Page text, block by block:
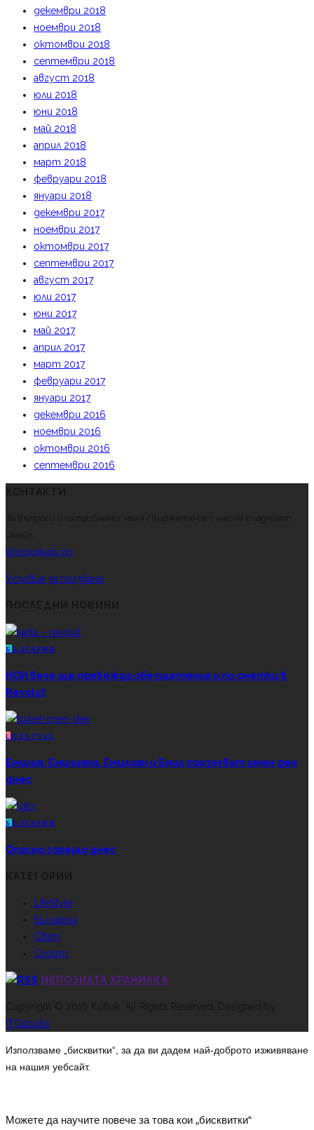
декември 2018
ноември 2018
октомври 2018
септември 2018
август 2018
юли 2018
юни 2018
май 2018
април 2018
март 2018
февруари 2018
януари 2018
декември 2017
ноември 2017
октомври 2017
септември 2017
август 2017
юли 2017
юни 2017
май 2017
април 2017
март 2017
февруари 2017
януари 2017
декември 2016
ноември 2016
октомври 2016
септември 2016
За въпроси или проблеми, моля свържете се с нас на следният
имейл.
kibikbg@abv.bg
Условия за ползване
Б ЪЛГАРИЯ
НОИ вече ще превежда обезщетения и по сметки в
Revolut
L IFESTYLE
Емилия, Емилияна, Емилиян и Емил празнуват имен ден
днес
Б ЪЛГАРИЯ
Опасно горещо днес
LifeStyle
България
Свят
Спорт
НЕПОЗНАТА ХРАНИЛКА
Copyright © 2016 Кибик. All Rights Reserved. Designed by
ITGstudio
Използваме „бисквитки“, за да ви дадем най-доброто изживяване
на нашия уебсайт.
Можете да научите повече за това кои „бисквитки“